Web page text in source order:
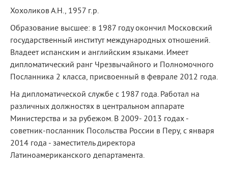
Хохоликов А.Н., 1957 г.р.
Образование высшее: в 1987 году окончил Московский
государственный институт международных отношений.
Владеет испанским и английским языками. Имеет
дипломатический ранг Чрезвычайного и Полномочного
Посланника 2 класса, присвоенный в феврале 2012 года.
На дипломатической службе с 1987 года. Работал на
различных должностях в центральном аппарате
Министерства и за рубежом. В 2009- 2013 годах -
советник-посланник Посольства России в Перу, с января
2014 года - заместитель директора
Латиноамериканского департамента.